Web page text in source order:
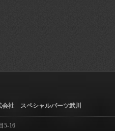
会社 スペシャルパーツ武川
5-16